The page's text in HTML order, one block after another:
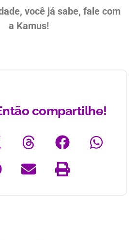
você já sabe, fale com
a Kamus!
compartilhe!